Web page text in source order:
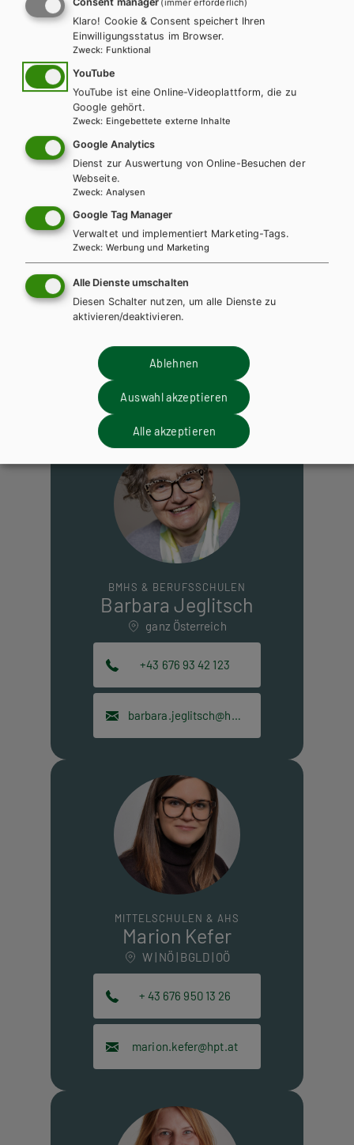
karin.ritz@hpt.at
LEHRERSERVICE
Elisabeth Gettinger
+ 43 1 403 77 77 164
Außendienst
Für die Vereinbarung von Beratungs- und
Evaluierungsgesprächen oder von Buchpräsentationen können
Sie sich direkt an unsere Fachberaterinnen wenden.
BMHS & BERUFSSCHULEN
Barbara Jeglitsch
ganz Österreich
+43 676 93 42 123
barbara.jeglitsch@hpt.at
MITTELSCHULEN & AHS
Marion Kefer
W | NÖ | BGLD | OÖ
+ 43 676 950 13 26
marion.kefer@hpt.at
(immer erforderlich)
Klaro! Cookie & Consent speichert Ihren
Einwilligungsstatus im Browser.
Zweck: Funktional
YouTube
YouTube ist eine Online-Videoplattform, die zu
Google gehört.
Zweck: Eingebettete externe Inhalte
Google Analytics
Dienst zur Auswertung von Online-Besuchen der
Webseite.
Zweck: Analysen
Google Tag Manager
Verwaltet und implementiert Marketing-Tags.
Zweck: Werbung und Marketing
Alle Dienste umschalten
Diesen Schalter nutzen, um alle Dienste zu
aktivieren/deaktivieren.
Ablehnen
Auswahl akzeptieren
Alle akzeptieren